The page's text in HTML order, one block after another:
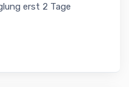
erst 2 Tage